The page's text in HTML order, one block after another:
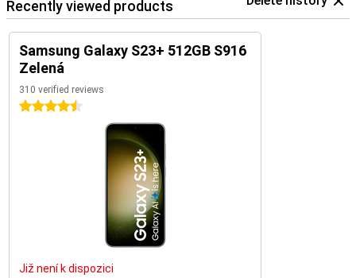
Recently viewed products
Samsung Galaxy S23+ 512GB S916
Zelená
310 verified reviews
4.5 stars
Již není k dispozici